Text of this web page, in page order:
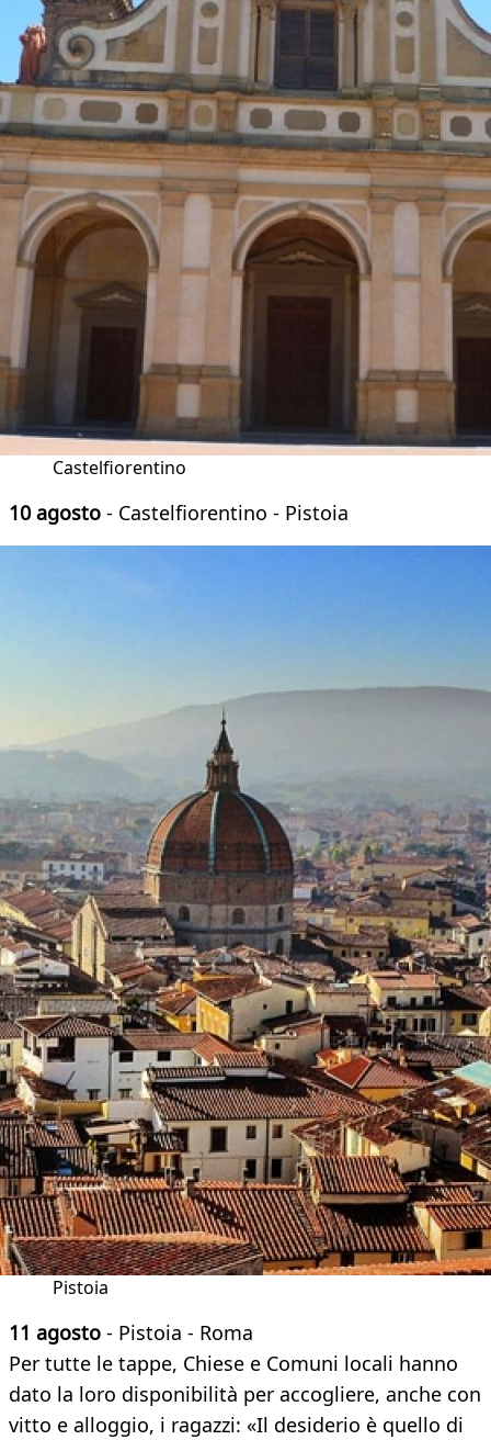
Castelfiorentino
10 agosto - Castelfiorentino - Pistoia
Pistoia
11 agosto - Pistoia - Roma
Per tutte le tappe, Chiese e Comuni locali hanno
dato la loro disponibilità per accogliere, anche con
vitto e alloggio, i ragazzi: «Il desiderio è quello di